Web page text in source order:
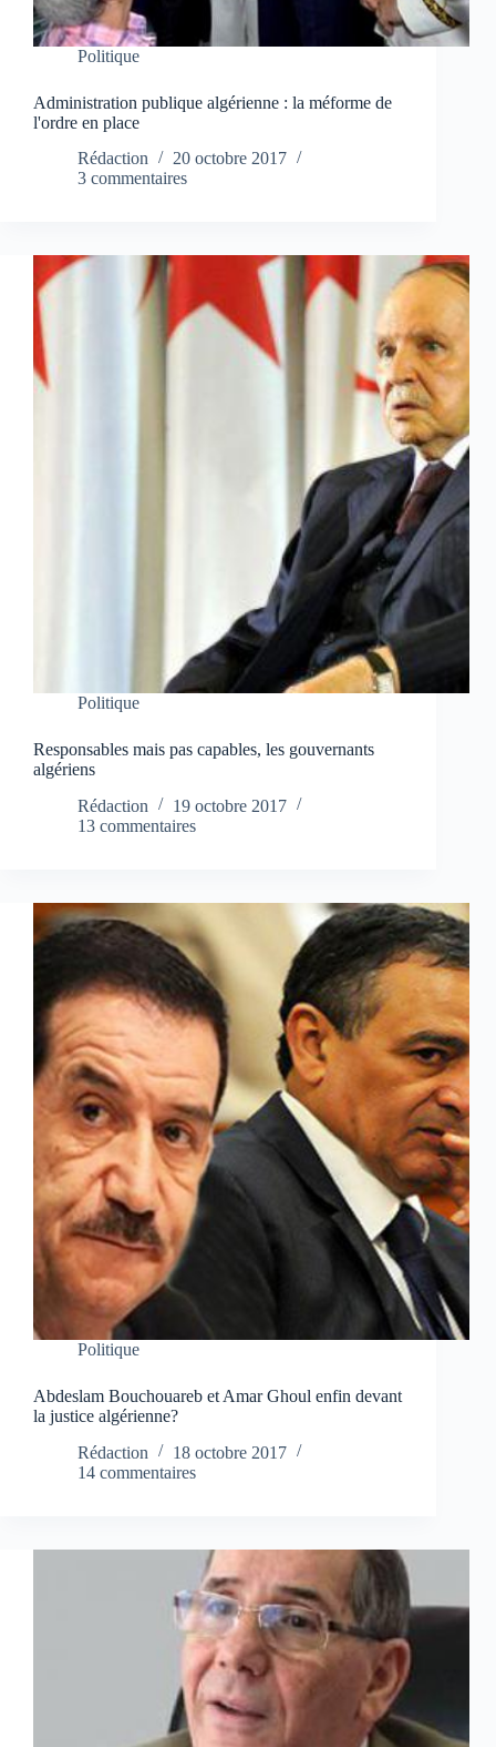
Politique
Administration publique algérienne : la méforme de
l'ordre en place
Rédaction
20 octobre 2017
3 commentaires
Politique
Responsables mais pas capables, les gouvernants
algériens
Rédaction
19 octobre 2017
13 commentaires
Politique
Abdeslam Bouchouareb et Amar Ghoul enfin devant
la justice algérienne?
Rédaction
18 octobre 2017
14 commentaires